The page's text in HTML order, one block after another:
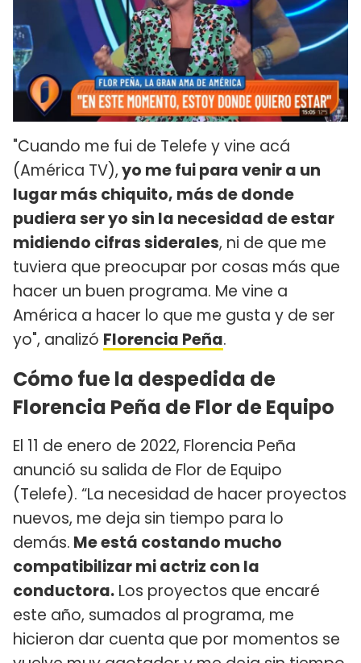
"Cuando me fui de Telefe y vine acá
(América TV),yo me fui para venir a un
lugar más chiquito, más de donde
pudiera ser yo sin la necesidad de estar
midiendo cifras siderales, ni de que me
tuviera que preocupar por cosas más que
hacer un buen programa. Me vine a
América a hacer lo que me gusta y de ser
yo", analizó Florencia Peña.
Cómo fue la despedida de
Florencia Peña de Flor de Equipo
El 11 de enero de 2022, Florencia Peña
anunció su salida de Flor de Equipo
(Telefe). “La necesidad de hacer proyectos
nuevos, me deja sin tiempo para lo
demás. Me está costando mucho
compatibilizar mi actriz con la
conductora. Los proyectos que encaré
este año, sumados al programa, me
hicieron dar cuenta que por momentos se